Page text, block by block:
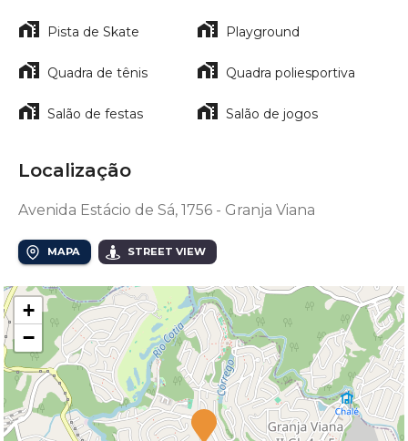
Pista de Skate Playground
Quadra de tênis Quadra poliesportiva
Salão de festas Salão de jogos
Localização
Avenida Estácio de Sá, 1756 - Granja Viana
MAPA STREET VIEW
+
−